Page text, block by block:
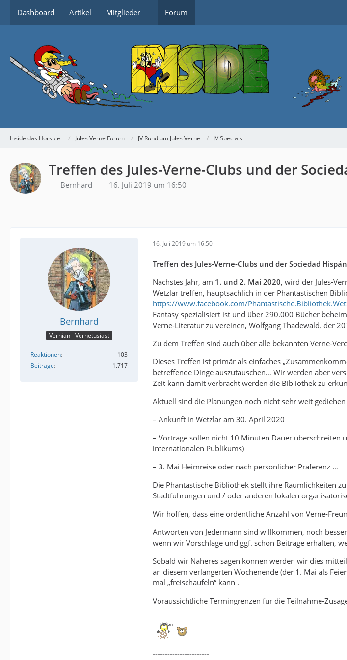
Dashboard Artikel Mitglieder Forum
Inside das Hörspiel Jules Verne Forum JV Rund um Jules Verne JV Specials
Treffen des Jules-Verne-Clubs und der
Bernhard 16. Juli 2019 um 16:50
Bernhard
Vernian - Vernetusiast
Reaktionen
103
Beiträge
1.717
16. Juli 2019 um 16:50
Treffen des Jules-Verne-Clubs und der Sociedad
Nächstes Jahr, am 1. und 2. Mai 2020, wird der Jules-
Wetzlar treffen, hauptsächlich in der Phantastischen
https://www.facebook.com/
Fantasy spezialisiert ist und über 290.000 Bücher
Verne-Literatur zu vereinen, Wolfgang Thadewald, der
Zu dem Treffen sind auch über alle bekannten Verne-
Dieses Treffen ist primär als einfaches
betreffende Dinge auszutauschen… Wir werden aber
Zeit kann damit verbracht werden die Bibliothek zu
Aktuell sind die Planungen noch nicht sehr weit
– Ankunft in Wetzlar am 30. April 2020
– Vorträge sollen nicht 10 Minuten Dauer überschreiten
internationalen Publikums)
– 3. Mai Heimreise oder nach persönlicher Präferenz …
Die Phantastische Bibliothek stellt ihre Räumlichkeiten
Stadtführungen und / oder anderen lokalen
Wir hoffen, dass eine ordentliche Anzahl von Verne-
Antworten von Jedermann sind willkommen, noch
wenn wir Vorschläge und ggf. schon Beiträge erhalten,
Sobald wir Näheres sagen können werden wir dies
an diesem verlängerten Wochenende (der 1. Mai als
mal „freischaufeln“ kann ..
Voraussichtliche Termingrenzen für die Teilnahme-
-----------------------